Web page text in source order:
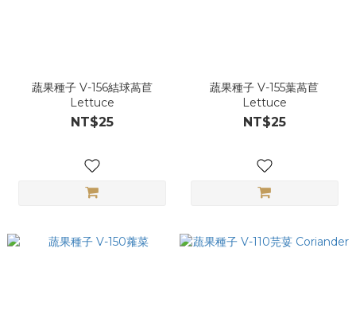
蔬果種子 V-156結球萵苣
Lettuce
NT$25
蔬果種子 V-155葉萵苣
Lettuce
NT$25